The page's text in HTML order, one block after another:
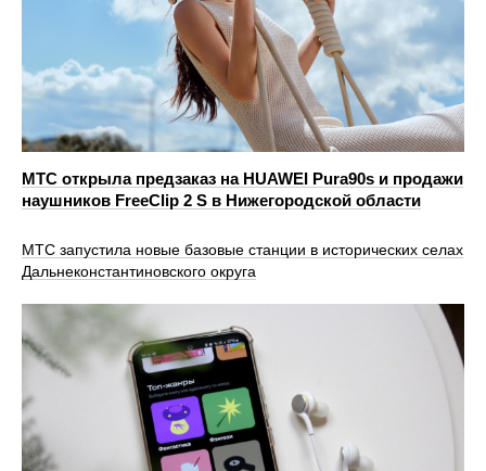
МТС открыла предзаказ на HUAWEI Pura90s и продажи
наушников FreeClip 2 S в Нижегородской области
МТС запустила новые базовые станции в исторических селах
Дальнеконстантиновского округа